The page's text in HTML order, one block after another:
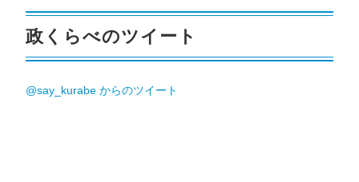
政くらべのツイート
@say_kurabe からのツイート